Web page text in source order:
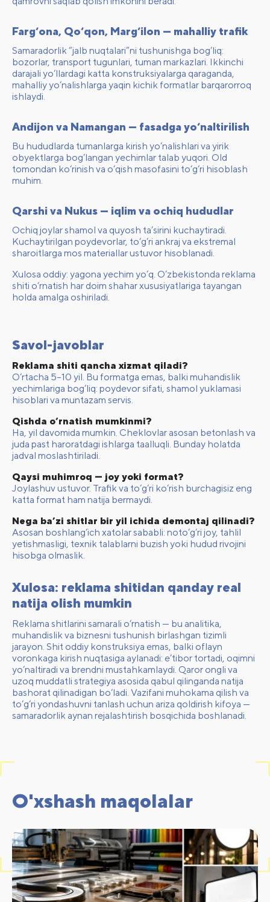
Farg‘ona, Qo‘qon, Marg‘ilon — mahalliy trafik
Samaradorlik “jalb nuqtalari”ni tushunishga bog‘liq:
bozorlar, transport tugunlari, tuman markazlari. Ikkinchi
darajali yo‘llardagi katta konstruksiyalarga qaraganda,
mahalliy yo‘nalishlarga yaqin kichik formatlar barqarorroq
ishlaydi.
Andijon va Namangan — fasadga yo‘naltirilish
Bu hududlarda tumanlarga kirish yo‘nalishlari va yirik
obyektlarga bog‘langan yechimlar talab yuqori. Old
tomondan ko‘rinish va o‘qish masofasini to‘g‘ri hisoblash
muhim.
Qarshi va Nukus — iqlim va ochiq hududlar
Ochiq joylar shamol va quyosh ta’sirini kuchaytiradi.
Kuchaytirilgan poydevorlar, to‘g‘ri ankraj va ekstremal
sharoitlarga mos materiallar ustuvor hisoblanadi.
Xulosa oddiy: yagona yechim yo‘q. O‘zbekistonda reklama
shiti o‘rnatish har doim shahar xususiyatlariga tayangan
holda amalga oshiriladi.
Savol-javoblar
Reklama shiti qancha xizmat qiladi?
O‘rtacha 5–10 yil. Bu formatga emas, balki muhandislik
yechimlariga bog‘liq: poydevor sifati, shamol yuklamasi
hisoblari va muntazam servis.
Qishda o‘rnatish mumkinmi?
Ha, yil davomida mumkin. Cheklovlar asosan betonlash va
juda past haroratdagi ishlarga taalluqli. Bunday holatda
jadval moslashtiriladi.
Qaysi muhimroq — joy yoki format?
Joylashuv ustuvor. Trafik va to‘g‘ri ko‘rish burchagisiz eng
katta format ham natija bermaydi.
Nega ba’zi shitlar bir yil ichida demontaj qilinadi?
Asosan boshlang‘ich xatolar sababli: noto‘g‘ri joy, tahlil
yetishmasligi, texnik talablarni buzish yoki hudud rivojini
hisobga olmaslik.
Xulosa: reklama shitidan qanday real
natija olish mumkin
Reklama shitlarini samarali o‘rnatish — bu analitika,
muhandislik va biznesni tushunish birlashgan tizimli
jarayon. Shit oddiy konstruksiya emas, balki oflayn
voronkaga kirish nuqtasiga aylanadi: e’tibor tortadi, oqimni
yo‘naltiradi va brendni mustahkamlaydi. Qaror ongli va
uzoq muddatli strategiya asosida qabul qilinganda natija
bashorat qilinadigan bo‘ladi. Vazifani muhokama qilish va
to‘g‘ri yondashuvni tanlash uchun ariza qoldirish kifoya —
samaradorlik aynan rejalashtirish bosqichida boshlanadi.
O'xshash maqolalar